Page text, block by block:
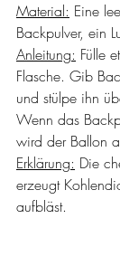
Material: Eine
Backpulver, ein
Anleitung: Fülle
Flasche. Gib
und stülpe ihn
Wenn das
wird der Ballon
Erklärung: Die
erzeugt
aufbläst.